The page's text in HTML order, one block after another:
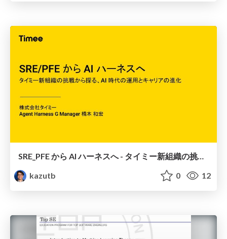
SRE_PFE から AI ハーネスへ - タイミー新組織の挑戦から探る、AI 時代の運用とキャリアの進化
kazutb
0 12